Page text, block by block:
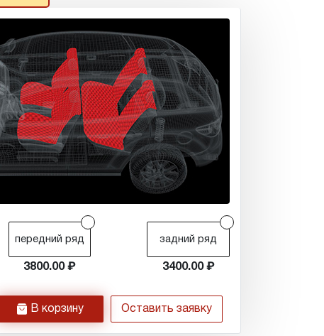
передний ряд
3800.00
задний ряд
3400.00
h В корзину Оставить заявку